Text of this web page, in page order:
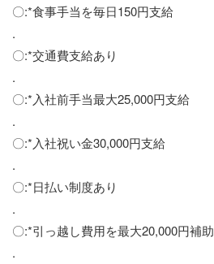
〇:*食事手当を毎日150円支給
.
〇:*交通費支給あり
.
〇:*入社前手当最大25,000円支給
.
〇:*入社祝い金30,000円支給
.
〇:*日払い制度あり
.
〇:*引っ越し費用を最大20,000円補助
.